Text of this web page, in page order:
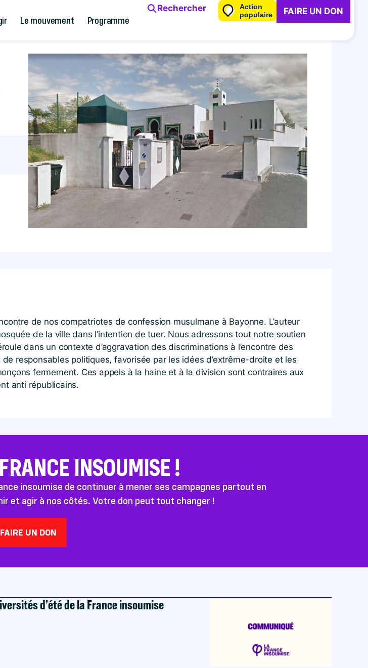
Le mouvement Programme
Rechercher
Action
populaire
FAIRE UN DON
de nos compatriotes de confession musulmane à Bayonne. L’auteur
de la ville dans l’intention de tuer. Nous adressons tout notre soutien
dans un contexte d’aggravation des discriminations à l’encontre des
responsables politiques, favorisée par les idées d’extrême-droite et les
fermement. Ces appels à la haine et à la division sont contraires aux
anti républicains.
INSOUMISE !
insoumise de continuer à mener ses campagnes partout en
et agir à nos côtés. Votre don peut tout changer !
FAIRE UN DON
d’été de la France insoumise